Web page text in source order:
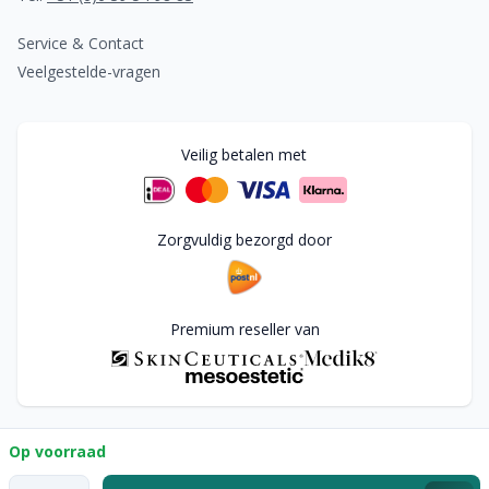
Op voorraad
Service & Contact
Veelgestelde-vragen
Veilig betalen met
Zorgvuldig bezorgd door
Premium reseller van
© Copyright
voorbehouden.